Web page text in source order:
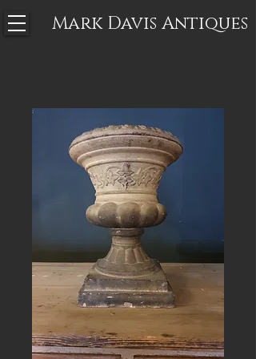
Mark Davis Antiques